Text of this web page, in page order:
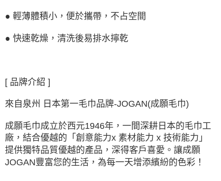
● 輕薄體積小，便於攜帶，不占空間
● 快速乾燥，清洗後易排水擰乾
[ 品牌介紹 ]
來自泉州 日本第一毛巾品牌-JOGAN(成願毛巾)
成願毛巾成立於西元1946年，一間深耕日本的毛巾工
廠，結合優越的「創意能力x 素材能力 x 技術能力」
提供獨特品質優越的產品，深得客戶喜愛。讓成願
JOGAN豐富您的生活，為每一天增添繽紛的色彩！